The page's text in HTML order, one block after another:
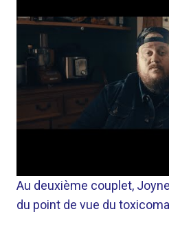
Au deuxième couplet,
du point de vue du